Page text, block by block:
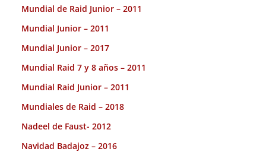
Mundial de Raid Junior – 2011
Mundial Junior – 2011
Mundial Junior – 2017
Mundial Raid 7 y 8 años – 2011
Mundial Raid Junior – 2011
Mundiales de Raid – 2018
Nadeel de Faust- 2012
Navidad Badajoz – 2016